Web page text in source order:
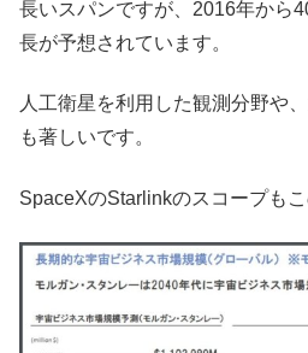
長いスパンですが、2016年から
長が予想されています。
人工衛星を利用した観測分野や
も著しいです。
SpaceXのStarlinkのスコープもこ